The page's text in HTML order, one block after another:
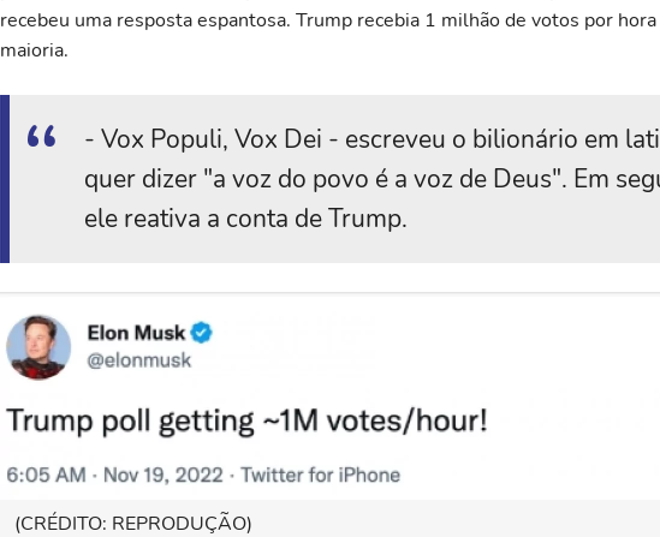
recebeu uma resposta espantosa. Trump recebia 1 milhão de votos por
maioria.
- Vox Populi, Vox Dei - escreveu o bilionário em
quer dizer "a voz do povo é a voz de Deus". Em
ele reativa a conta de Trump.
(CRÉDITO: REPRODUÇÃO)